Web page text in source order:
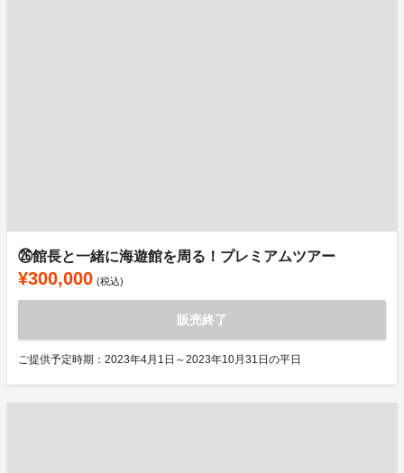
㉖館長と一緒に海遊館を周る！プレミアムツアー
¥300,000 (税込)
販売終了
ご提供予定時期：2023年4月1日～2023年10月31日の平日